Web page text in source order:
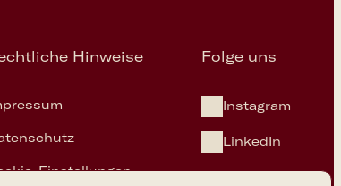
Hinweise
Einstellungen
Folge uns
Instagram
LinkedIn